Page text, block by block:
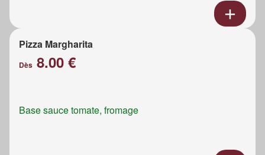
Pizza Margharita
Dès 8.00 €
Base sauce tomate, fromage